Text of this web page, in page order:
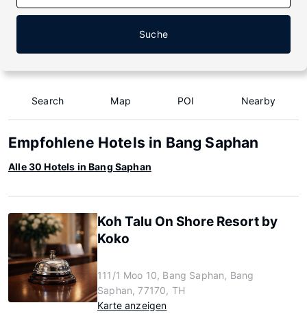
Suche
Search Map POI Nearby
Empfohlene Hotels in Bang Saphan
Alle 30 Hotels in Bang Saphan
Koh Talu On Shore Resort by
Koko
111/1 Moo 10, Bang Saphan, Bang
Saphan, 77170, TH
Karte anzeigen